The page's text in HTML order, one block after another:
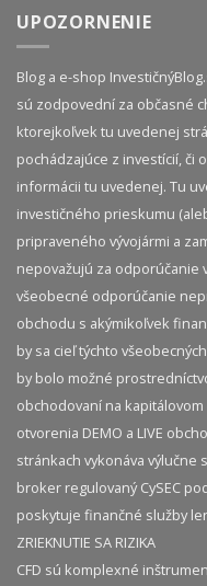
UPOZORNENIE
Blog a e-shop
sú zodpovední za občasné
ktorejkoľvek tu uvedenej
pochádzajúce z investícií, či
informácii tu uvedenej. Tu
investičného prieskumu
pripraveného vývojármi a
nepovažujú za
všeobecné odporúčanie
obchodu s akýmikoľvek
by sa cieľ týchto
by bolo možné
obchodovaní na
otvorenia DEMO a LIVE
stránkach vykonáva
broker regulovaný CySEC
poskytuje finančné služby
ZRIEKNUTIE SA RIZIKA
CFD sú komplexné